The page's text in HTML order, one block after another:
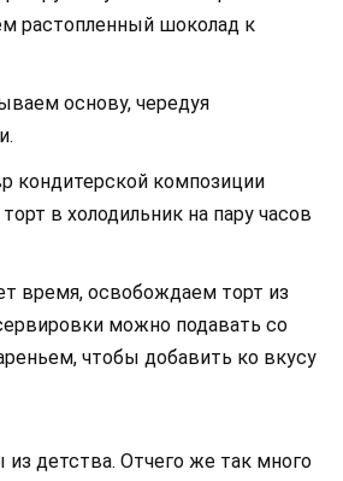
растопленный шоколад к
основу, чередуя
кондитерской композиции
в холодильник на пару часов
время, освобождаем торт из
можно подавать со
чтобы добавить ко вкусу
из детства. Отчего же так много